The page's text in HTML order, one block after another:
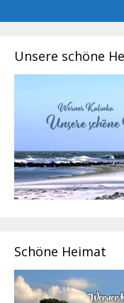
Unsere schöne
Schöne Heimat